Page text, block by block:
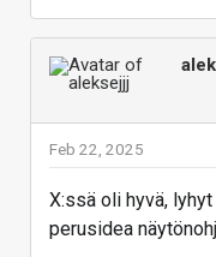
Feb 22, 2025
X:ssä oli hyvä,
perusidea